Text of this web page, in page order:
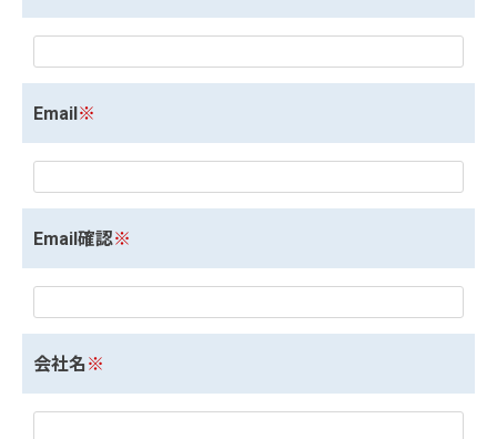
Email※
Email確認※
会社名 ※